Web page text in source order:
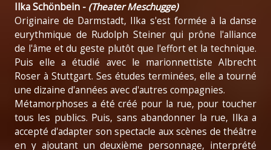
Ilka Schönbein - (Theater Meschugge)
Originaire de Darmstadt, Ilka s'est formée à la danse
eurythmique de Rudolph Steiner qui prône l'alliance
de l'âme et du geste plutôt que l'effort et la technique.
Puis elle a étudié avec le marionnettiste Albrecht
Roser à Stuttgart. Ses études terminées, elle a tourné
une dizaine d'années avec d'autres compagnies.
Métamorphoses a été créé pour la rue, pour toucher
tous les publics. Puis, sans abandonner la rue, Ilka a
accepté d'adapter son spectacle aux scènes de théâtre
en y ajoutant un deuxième personnage, interprété